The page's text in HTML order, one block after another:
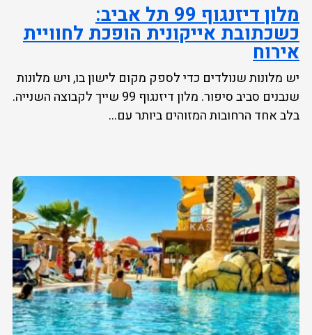
מלון דיזנגוף 99 תל אביב:
כשכתובת אייקונית הופכת לחוויית
אירוח
יש מלונות שנולדים כדי לספק מקום לישון בו, ויש מלונות
שנבנים סביב סיפור. מלון דיזנגוף 99 שייך לקבוצה השנייה.
בלב אחד הרחובות המזוהים ביותר עם...